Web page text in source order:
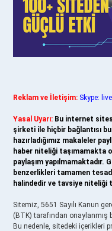
Reklam ve İletişim: Skype:
Yasal Uyarı: Bu internet
şirketi ile hiçbir bağlantısı
hazırladığımız makaleler
haber niteliği taşımamakta
paylaşım yapılmamaktadır.
benzerlikleri tamamen
halindedir ve tavsiye niteliği
Sitemiz, 5651 Sayılı Kanun
(BTK) tarafından onaylanmış
Bu nedenle, sitedeki içerikleri